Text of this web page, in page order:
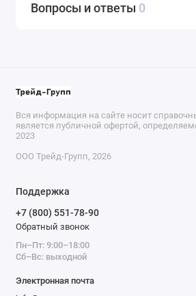
Вопросы и ответы 0
Вся информация на сайте носит
является публичной офертой,
2023
ООО Трейд-Групп, 2026
Поддержка
+7 (800) 551-78-90
Обратный звонок
Пн–Пт: 9:00–18:00
Сб–Вс: выходной
Электронная почта